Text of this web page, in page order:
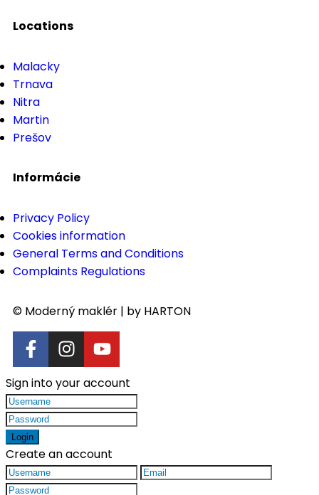
Locations
Malacky
Trnava
Nitra
Martin
Prešov
Informácie
Privacy Policy
Cookies information
General Terms and Conditions
Complaints Regulations
© Moderný maklér | by HARTON
Sign into your account
Login
Create an account